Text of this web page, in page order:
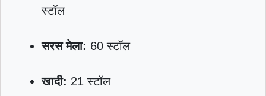
स्टॉल
सरस मेला: 60 स्टॉल
खादी: 21 स्टॉल